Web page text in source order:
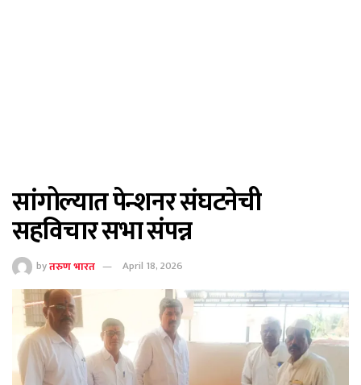
सांगोल्यात पेन्शनर संघटनेची
सहविचार सभा संपन्न
byतरुण भारत April 18, 2026